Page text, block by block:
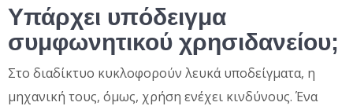
Υπάρχει υπόδειγμα
συμφωνητικού χρησιδανείου;
Στο διαδίκτυο κυκλοφορούν λευκά υποδείγματα, η
μηχανική τους, όμως, χρήση ενέχει κινδύνους. Ένα